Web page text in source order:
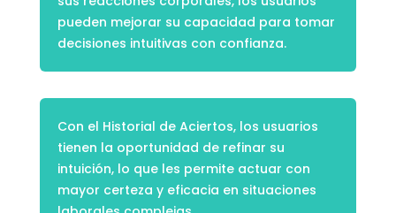
pueden mejorar su capacidad para tomar
decisiones intuitivas con confianza.
Con el Historial de Aciertos, los usuarios
tienen la oportunidad de refinar su
intuición, lo que les permite actuar con
mayor certeza y eficacia en situaciones